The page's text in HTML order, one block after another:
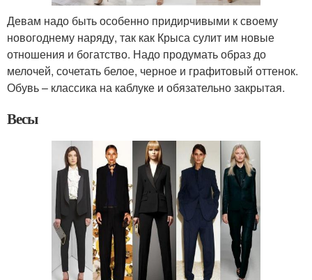
Девам надо быть особенно придирчивыми к своему
новогоднему наряду, так как Крыса сулит им новые
отношения и богатство. Надо продумать образ до
мелочей, сочетать белое, черное и графитовый оттенок.
Обувь – классика на каблуке и обязательно закрытая.
Весы